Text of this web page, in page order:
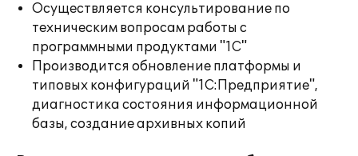
Осуществляется консультирование по
техническим вопросам работы с
программными продуктами "1С"
Производится обновление платформы и
типовых конфигураций "1С:Предприятие",
диагностика состояния информационной
базы, создание архивных копий